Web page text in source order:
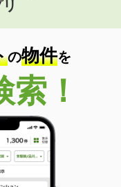
の物件を
！